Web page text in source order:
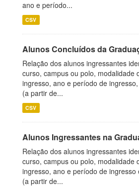
ano e período...
CSV
Alunos Concluídos da
Relação dos alunos ingressantes
curso, campus ou polo, modalidade
ingresso, ano e período de
(a partir de...
CSV
Alunos Ingressantes na
Relação dos alunos ingressantes
curso, campus ou polo, modalidade
ingresso, ano e período de ingresso
(a partir de...